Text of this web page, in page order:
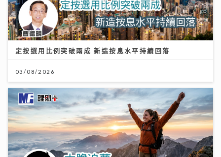
定按選用比例突破兩成 新造按息水平持續回落
03/08/2026